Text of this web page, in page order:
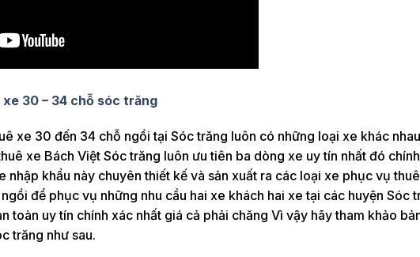
30 – 34 chỗ sóc trăng
xe 30 đến 34 chỗ ngồi tại Sóc trăng luôn có những loại xe khác
xe Bách Việt Sóc trăng luôn ưu tiên ba dòng xe uy tín nhất đó
nhập khẩu này chuyên thiết kế và sản xuất ra các loại xe phục vụ
để phục vụ những nhu cầu hai xe khách hai xe tại các huyện Sóc
toàn uy tín chính xác nhất giá cả phải chăng Vì vậy hãy tham khảo
trăng như sau.